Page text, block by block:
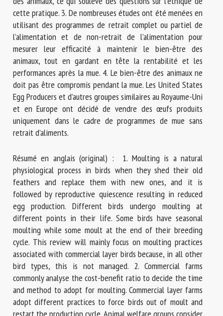
cette pratique. 3. De nombreuses études ont été menées en
utilisant des programmes de retrait complet ou partiel de
l’alimentation et de non-retrait de l’alimentation pour
mesurer leur efficacité à maintenir le bien-être des
animaux, tout en gardant en tête la rentabilité et les
performances après la mue. 4. Le bien-être des animaux ne
doit pas être compromis pendant la mue. Les United States
Egg Producers et d’autres groupes similaires au Royaume-Uni
et en Europe ont décidé de vendre des œufs produits
uniquement dans le cadre de programmes de mue sans
retrait d’aliments.
Résumé en anglais (original) : 1. Moulting is a natural
physiological process in birds when they shed their old
feathers and replace them with new ones, and it is
followed by reproductive quiescence resulting in reduced
egg production. Different birds undergo moulting at
different points in their life. Some birds have seasonal
moulting while some moult at the end of their breeding
cycle. This review will mainly focus on moulting practices
associated with commercial layer birds because, in all other
bird types, this is not managed. 2. Commercial farms
commonly analyse the cost-benefit ratio to decide the time
and method to adopt for moulting. Commercial layer farms
adopt different practices to force birds out of moult and